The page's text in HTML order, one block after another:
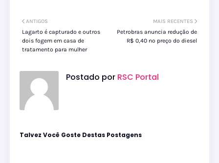
MAIS RECENTES
Petrobras anuncia redução de
R$ 0,40 no preço do diesel
ANTIGOS
Lagarto é capturado e outros
dois fogem em casa de
tratamento para mulher
Postado por RSC Portal
Talvez Você Goste Destas Postagens